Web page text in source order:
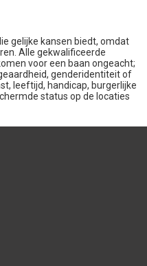
gelijke kansen biedt, omdat
Alle gekwalificeerde
voor een baan ongeacht;
genderidentiteit of
leeftijd, handicap, burgerlijke
status op de locaties